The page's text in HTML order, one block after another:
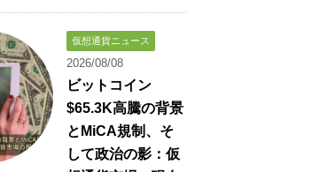
仮想通貨ニュース
2026/08/08
ビットコイン
$65.3K高騰の背景
とMiCA規制、そ
して政治の影：仮